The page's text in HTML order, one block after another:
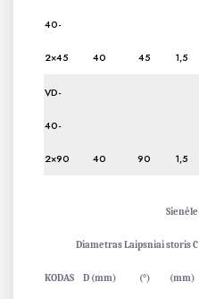
40-
2×45 40 45 1,5
VD-
40-
2×90 40 90 1,5
KODAS
Diametras
D (mm)
Laipsniai
(°)
Sienėle
storis C
(mm)